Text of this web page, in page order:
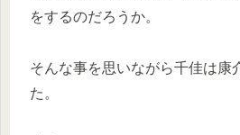
をするのだろうか。
そんな事を思いながら千佳は康
た。